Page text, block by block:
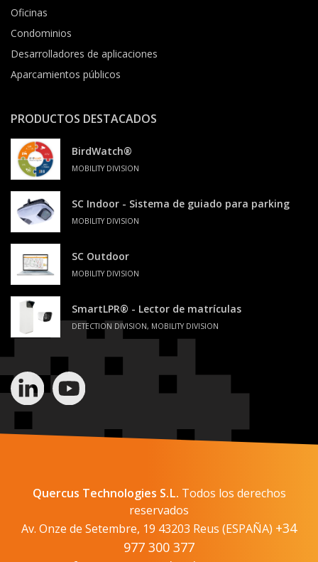
Oficinas
Condominios
Desarrolladores de aplicaciones
Aparcamientos públicos
PRODUCTOS DESTACADOS
BirdWatch®
MOBILITY DIVISION
SC Indoor - Sistema de guiado para parking
MOBILITY DIVISION
SC Outdoor
MOBILITY DIVISION
SmartLPR® - Lector de matrículas
DETECTION DIVISION, MOBILITY DIVISION
Quercus Technologies S.L. Todos los derechos
reservados
Av. Onze de Setembre, 19 43203 Reus (ESPAÑA) +34
977 300 377